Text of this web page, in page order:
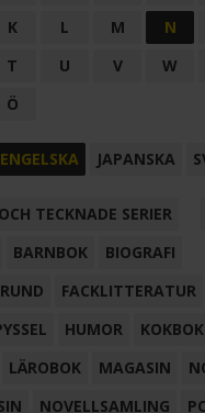
K L M N
T U V W
Ö
ENGELSKA JAPANSKA
TECKNADE SERIER
BARNBOK
BIOGRAFI
FACKLITTERATUR
HUMOR KOKBOK
LÄROBOK MAGASIN
NOVELLSAMLING